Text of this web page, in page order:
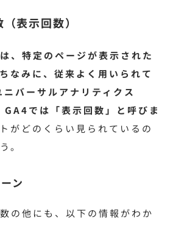
表示回数）
、特定のページが表示された
なみに、従来よく用いられて
バーサルアナリティクス
GA4では「表示回数」と呼びま
がどのくらい見られているの
。
ン
の他にも、以下の情報がわか